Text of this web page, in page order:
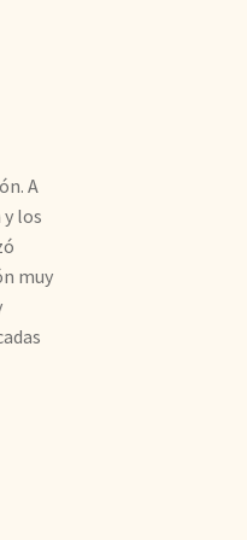
A
los
muy